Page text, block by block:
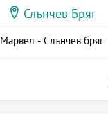
Слънчев Бряг
Марвел - Слънчев бряг